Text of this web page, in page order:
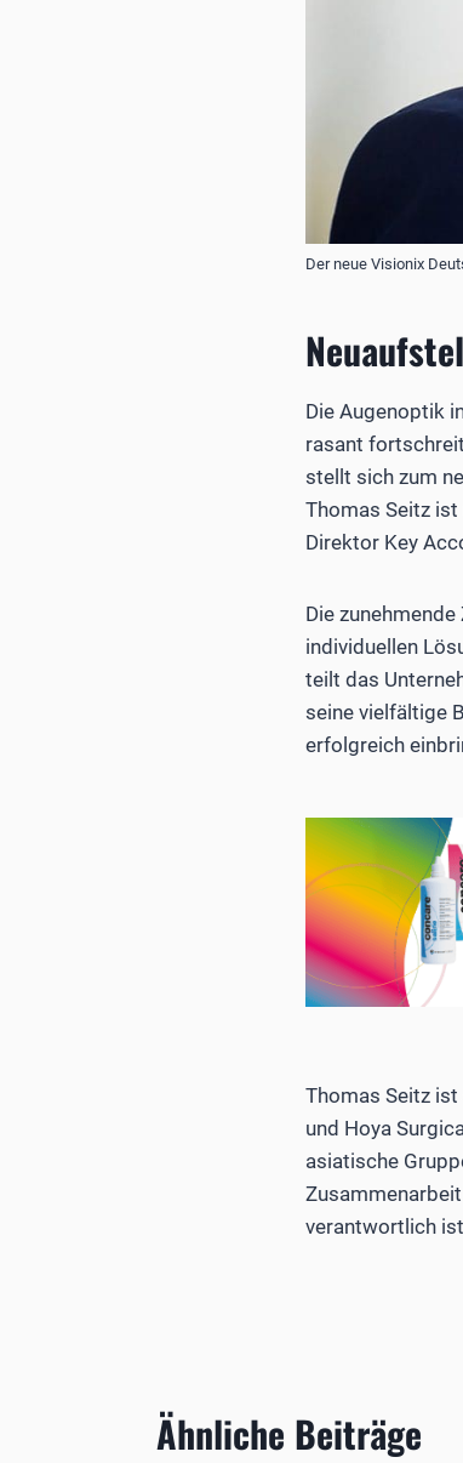
Der neue Visionix
Die Augenoptik
rasant
stellt sich zum
Thomas Seitz
Direktor Key
Die
individuellen
teilt das
seine vielfältige
erfolgreich
Thomas Seitz
und Hoya
asiatische
verantwortlich
Ähnliche Beiträge